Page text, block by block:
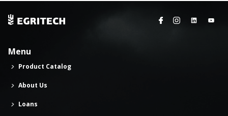
Menu
Product Catalog
About Us
Loans